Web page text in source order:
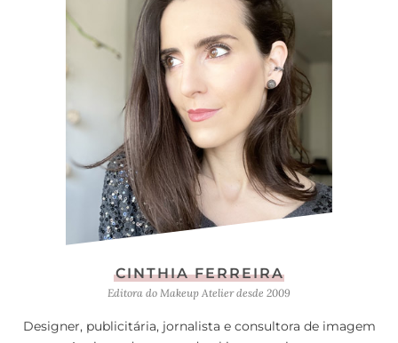
CINTHIA FERREIRA
Editora do Makeup Atelier desde 2009
Designer, publicitária, jornalista e consultora de imagem